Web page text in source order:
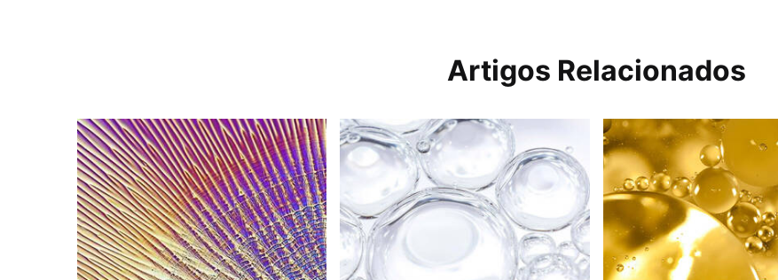
Artigos Relacionados